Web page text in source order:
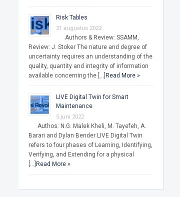
Risk Tables
21 augustus 2022
Authors & Review: SSAMM,
Review: J. Stoker The nature and degree of
uncertainty requires an understanding of the
quality, quantity and integrity of information
available concerning the […] Read More »
LIVE Digital Twin for Smart
Maintenance
5 juni 2022
Authos: N.G. Malek Kheli, M. Tayefeh, A.
Barari and Dylan Bender LIVE Digital Twin
refers to four phases of Learning, Identifying,
Verifying, and Extending for a physical
Read More »